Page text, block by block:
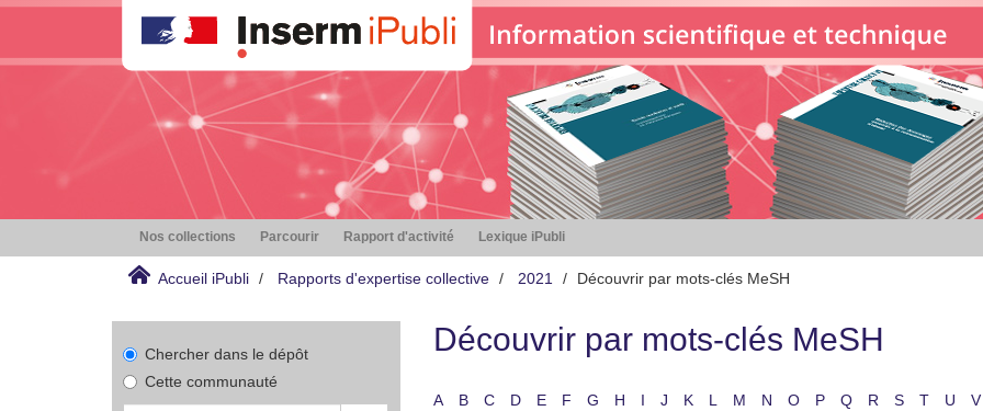
Nos collections Parcourir Rapport d'activité Lexique iPubli
Accueil iPubli Rapports d'expertise collective 2021 Découvrir par mots-clés MeSH
Chercher dans le dépôt
Cette communauté
Découvrir par mots-clés MeSH
A B C D E F G H I J K L M N O P Q R S T U V